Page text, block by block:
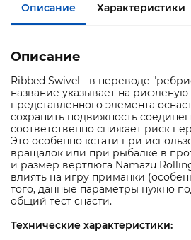
Описание Характеристики
Описание
Ribbed Swivel - в переводе
название указывает на рифленую
представленного элемента
сохранить подвижность
соответственно снижает риск
Это особенно кстати при
вращалок или при рыбалке в
и размер вертлюга Namazu
влиять на игру приманки
того, данные параметры нужно
общий тест снасти.
Технические характеристики: